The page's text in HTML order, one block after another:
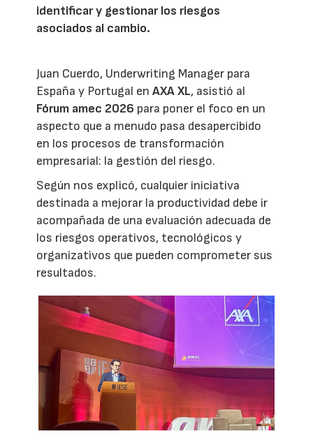
identificar y gestionar los riesgos
asociados al cambio.
Juan Cuerdo, Underwriting Manager para
España y Portugal enAXA XL, asistió al
Fórum amec 2026 para poner el foco en un
aspecto que a menudo pasa desapercibido
en los procesos de transformación
empresarial: la gestión del riesgo.
Según nos explicó, cualquier iniciativa
destinada a mejorar la productividad debe ir
acompañada de una evaluación adecuada de
los riesgos operativos, tecnológicos y
organizativos que pueden comprometer sus
resultados.